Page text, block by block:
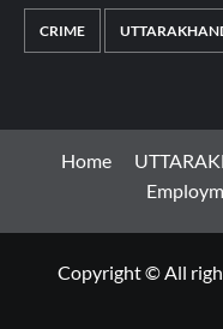
CRIME
Home
Copyright © All